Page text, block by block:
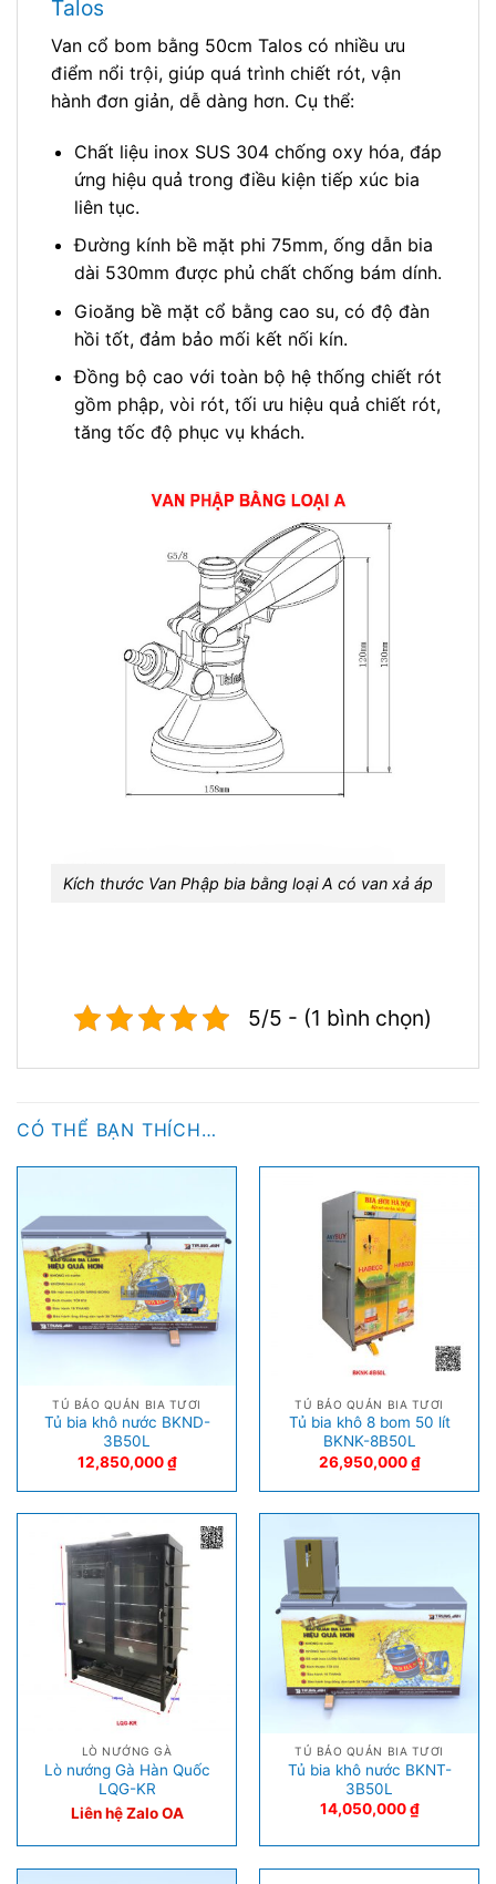
Talos
Van cổ bom bằng 50cm Talos có nhiều ưu
điểm nổi trội, giúp quá trình chiết rót, vận
hành đơn giản, dễ dàng hơn. Cụ thể:
Chất liệu inox SUS 304 chống oxy hóa, đáp
ứng hiệu quả trong điều kiện tiếp xúc bia
liên tục.
Đường kính bề mặt phi 75mm, ống dẫn bia
dài 530mm được phủ chất chống bám dính.
Gioăng bề mặt cổ bằng cao su, có độ đàn
hồi tốt, đảm bảo mối kết nối kín.
Đồng bộ cao với toàn bộ hệ thống chiết rót
gồm phập, vòi rót, tối ưu hiệu quả chiết rót,
tăng tốc độ phục vụ khách.
Kích thước Van Phập bia bằng loại A có van xả áp
5/5 - (1 bình chọn)
CÓ THỂ BẠN THÍCH…
TỦ BẢO QUẢN BIA TƯƠI
Tủ bia khô nước BKND-
3B50L
12,850,000₫
TỦ BẢO QUẢN BIA TƯƠI
Tủ bia khô 8 bom 50 lít
BKNK-8B50L
26,950,000₫
LÒ NƯỚNG GÀ
Lò nướng Gà Hàn Quốc
LQG-KR
Liên hệ Zalo OA
TỦ BẢO QUẢN BIA TƯƠI
Tủ bia khô nước BKNT-
3B50L
14,050,000₫